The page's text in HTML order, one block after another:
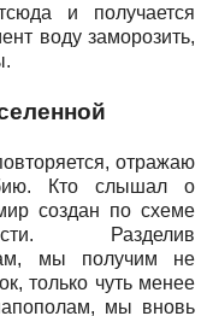
и получается
воду заморозить,
отражаю
Кто слышал о
создан по схеме
Разделив
мы получим не
только чуть менее
мы вновь